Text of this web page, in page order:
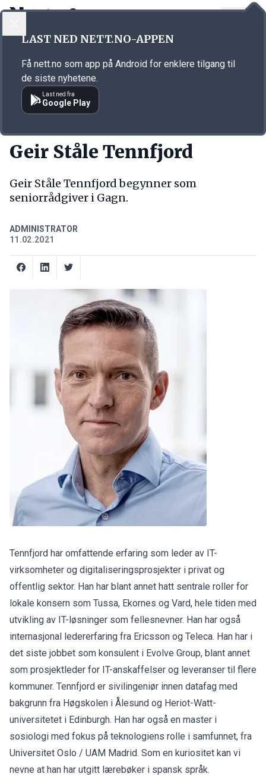
Annonsørinnhold
Geir Ståle Tennfjord
Geir Ståle Tennfjord begynner som
seniorrådgiver i Gagn.
ADMINISTRATOR
11.02.2021
Tennfjord har omfattende erfaring som leder av IT-
virksomheter og digitaliseringsprosjekter i privat og
offentlig sektor. Han har blant annet hatt sentrale roller for
lokale konsern som Tussa, Ekornes og Vard, hele tiden med
utvikling av IT-løsninger som fellesnevner. Han har også
internasjonal ledererfaring fra Ericsson og Teleca. Han har i
det siste jobbet som konsulent i Evolve Group, blant annet
som prosjektleder for IT-anskaffelser og leveranser til flere
kommuner. Tennfjord er sivilingeniør innen datafag med
bakgrunn fra Høgskolen i Ålesund og Heriot-Watt-
universitetet i Edinburgh. Han har også en master i
sosiologi med fokus på teknologiens rolle i samfunnet, fra
Universitet Oslo / UAM Madrid. Som en kuriositet kan vi
nevne at han har utgitt lærebøker i spansk språk.
LAST NED NETT.NO-APPEN
Få nett.no som app på Android for enklere tilgang til
de siste nyhetene.
Last ned fra
Google Play